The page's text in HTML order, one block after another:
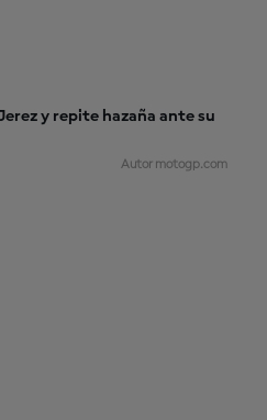
y repite hazaña ante su
Autor motogp.com